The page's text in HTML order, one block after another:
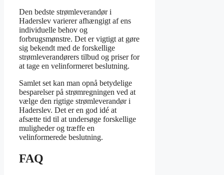
Den bedste strømleverandør i
Haderslev varierer afhængigt af ens
individuelle behov og
forbrugsmønstre. Det er vigtigt at gøre
sig bekendt med de forskellige
strømleverandørers tilbud og priser for
at tage en velinformeret beslutning.
Samlet set kan man opnå betydelige
besparelser på strømregningen ved at
vælge den rigtige strømleverandør i
Haderslev. Det er en god idé at
afsætte tid til at undersøge forskellige
muligheder og træffe en
velinformerede beslutning.
FAQ